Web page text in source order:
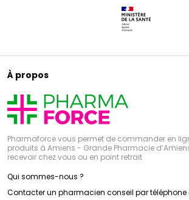
À propos
Pharmaforce vous permet de commander en
produits à Amiens - Grande Pharmacie
recevoir chez vous ou en point retrait
Qui sommes-nous ?
Contacter un pharmacien conseil par téléphone